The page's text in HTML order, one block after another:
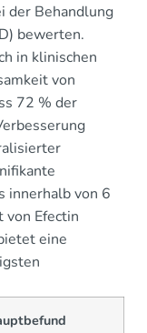
der Behandlung
bewerten.
in klinischen
von
72 % der
innerhalb von 6
von Efectin
eine